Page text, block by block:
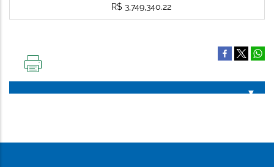
R$ 3,749,340.22
PÁGINA